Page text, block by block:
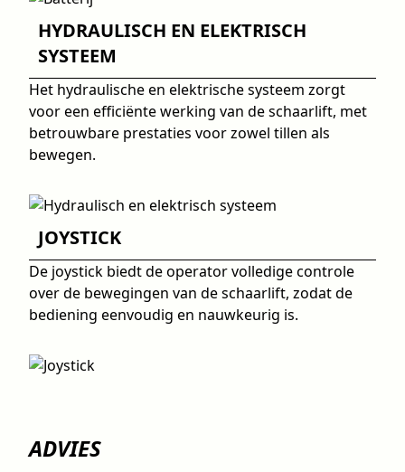
HYDRAULISCH EN ELEKTRISCH
SYSTEEM
Het hydraulische en elektrische systeem zorgt
voor een efficiënte werking van de schaarlift, met
betrouwbare prestaties voor zowel tillen als
bewegen.
JOYSTICK
De joystick biedt de operator volledige controle
over de bewegingen van de schaarlift, zodat de
bediening eenvoudig en nauwkeurig is.
ADVIES